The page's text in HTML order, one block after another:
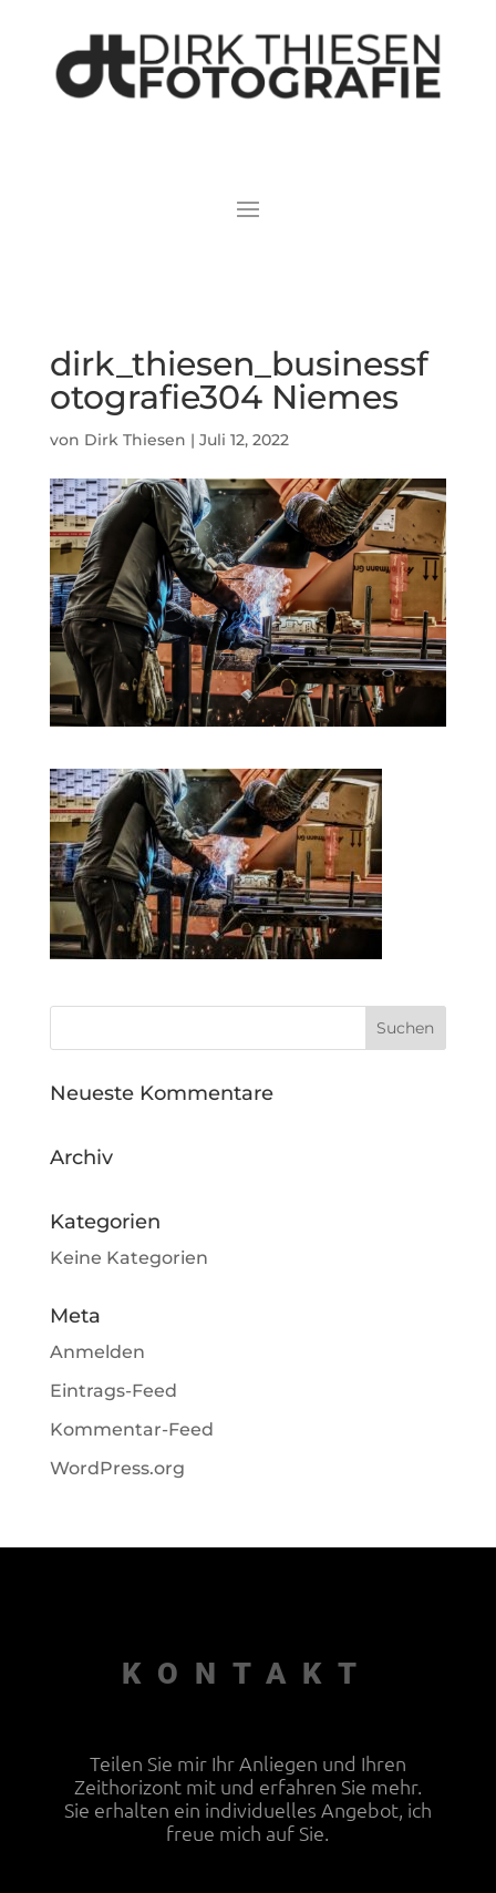
dirk_thiesen_businessf
otografie304 Niemes
von Dirk Thiesen | Juli 12, 2022
Neueste Kommentare
Archiv
Kategorien
Keine Kategorien
Meta
Anmelden
Eintrags-Feed
Kommentar-Feed
WordPress.org
KONTAKT
Teilen Sie mir Ihr Anliegen und Ihren
Zeithorizont mit und erfahren Sie mehr.
Sie erhalten ein individuelles Angebot, ich
freue mich auf Sie.